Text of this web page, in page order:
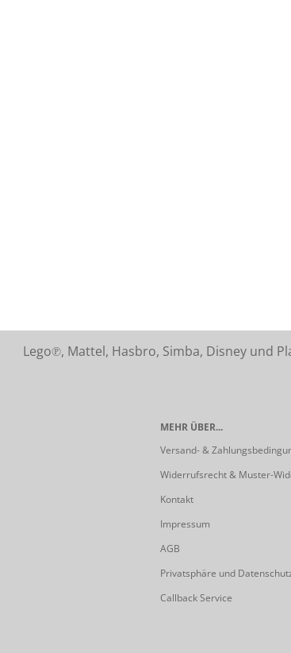
Lego℗, Mattel, Hasbro, Simba, Disney und
MEHR ÜBER...
Versand- &
Widerrufsrecht & Muster-
Kontakt
Impressum
AGB
Privatsphäre und
Callback Service